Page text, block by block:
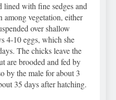
lined with fine sedges and
among vegetation, either
over shallow
4-10 eggs, which she
The chicks leave the
are brooded and fed by
by the male for about 3
35 days after hatching.